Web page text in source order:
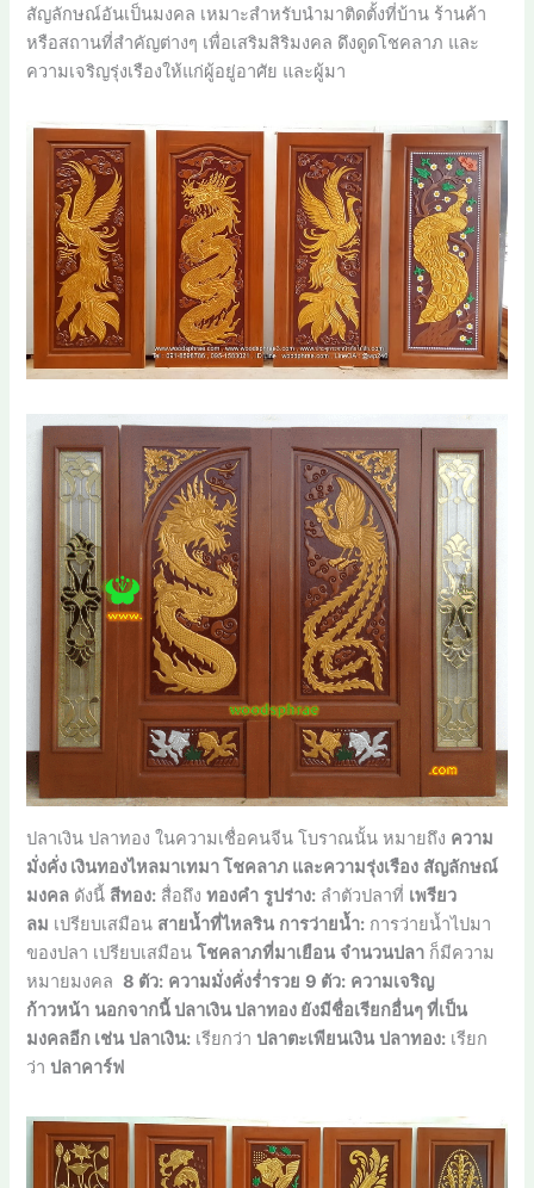
สัญลักษณ์อันเป็นมงคล เหมาะสำหรับนำมาติดตั้งที่บ้าน ร้านค้า
หรือสถานที่สำคัญต่างๆ เพื่อเสริมสิริมงคล ดึงดูดโชคลาภ และ
ความเจริญรุ่งเรืองให้แก่ผู้อยู่อาศัย และผู้มา
ปลาเงิน ปลาทอง ในความเชื่อคนจีน โบราณนั้น หมายถึง ความ
มั่งคั่ง เงินทองไหลมาเทมา โชคลาภ และความรุ่งเรือง สัญลักษณ์
มงคล ดังนี้ สีทอง: สื่อถึงทองคำ รูปร่าง: ลำตัวปลาที่ เพรียว
ลม เปรียบเสมือน สายน้ำที่ไหลริน การว่ายน้ำ: การว่ายน้ำไปมา
ของปลา เปรียบเสมือนโชคลาภที่มาเยือน จำนวนปลา ก็มีความ
หมายมงคล8 ตัว: ความมั่งคั่งร่ำรวย 9 ตัว: ความเจริญ
ก้าวหน้า นอกจากนี้ ปลาเงิน ปลาทอง ยังมีชื่อเรียกอื่นๆ ที่เป็น
มงคลอีก เช่น ปลาเงิน: เรียกว่า ปลาตะเพียนเงิน ปลาทอง: เรียก
ว่า ปลาคาร์ฟ